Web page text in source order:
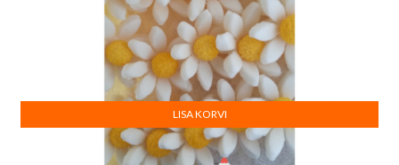
LISA KORVI